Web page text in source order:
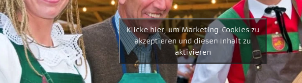
Klicke hier, um Marketing-Cookies zu
akzeptieren und diesen Inhalt zu
aktivieren